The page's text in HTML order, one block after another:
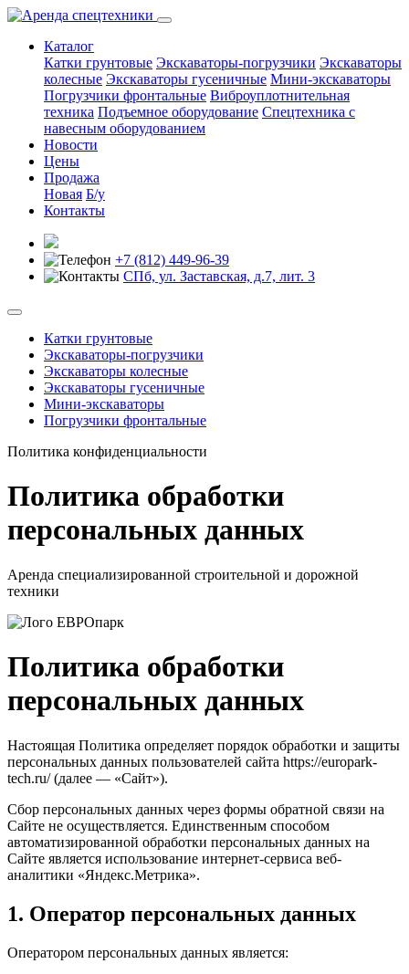
Каталог
Катки грунтовые Экскаваторы-погрузчики Экскаваторы
колесные Экскаваторы гусеничные Мини-экскаваторы
Погрузчики фронтальные Виброуплотнительная
техника Подъемное оборудование Спецтехника с
навесным оборудованием
Новости
Цены
Продажа
Новая Б/у
Контакты
+7 (812) 449-96-39
СПб, ул. Заставская, д.7, лит. 3
Катки грунтовые
Экскаваторы-погрузчики
Экскаваторы колесные
Экскаваторы гусеничные
Мини-экскаваторы
Погрузчики фронтальные
Политика конфиденциальности
Политика обработки
персональных данных
Аренда специализированной строительной и дорожной
техники
Политика обработки
персональных данных
Настоящая Политика определяет порядок обработки и защиты
персональных данных пользователей сайта https://europark-
tech.ru/ (далее — «Сайт»).
Сбор персональных данных через формы обратной связи на
Сайте не осуществляется. Единственным способом
автоматизированной обработки персональных данных на
Сайте является использование интернет-сервиса веб-
аналитики «Яндекс.Метрика».
1. Оператор персональных данных
Оператором персональных данных является: